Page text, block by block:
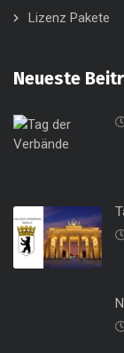
Lizenz Pakete
Neueste